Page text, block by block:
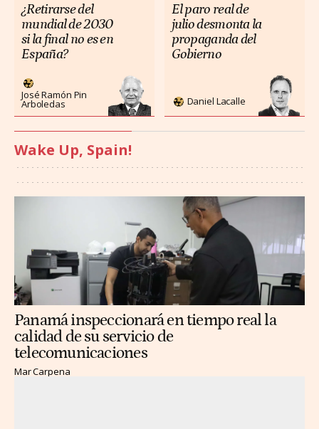
¿Retirarse del
mundial de 2030
si la final no es en
España?
José Ramón Pin
Arboledas
El paro real de
julio desmonta la
propaganda del
Gobierno
Daniel Lacalle
Wake Up, Spain!
Panamá inspeccionará en tiempo real la
calidad de su servicio de
telecomunicaciones
Mar Carpena